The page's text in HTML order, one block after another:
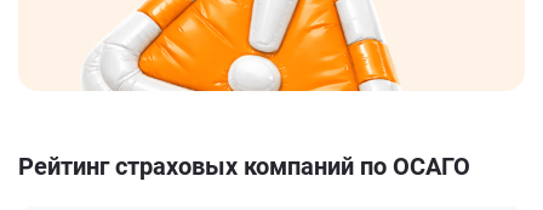
Рейтинг страховых компаний по ОСАГО